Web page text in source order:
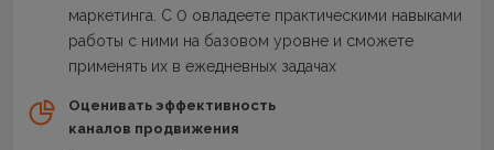
маркетинга. С 0 овладеете практическими навыками
работы с ними на базовом уровне и сможете
применять их в ежедневных задачах
Оценивать эффективность
каналов продвижения